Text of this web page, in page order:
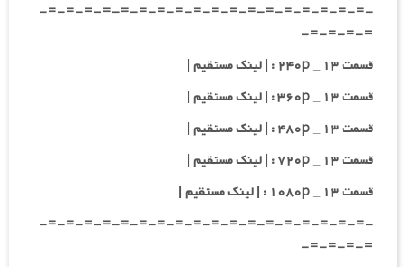
-=-=-=-=-=-=-=-=-=-=-=-=-=-=-=-=-=-=-
=-=-=-=-
قسمت ۱۳ _ ۲۴۰p : | لینک مستقیم |
قسمت ۱۳ _ ۳۶۰p : | لینک مستقیم |
قسمت ۱۳ _ ۴۸۰p : | لینک مستقیم |
قسمت ۱۳ _ ۷۲۰p : | لینک مستقیم |
قسمت ۱۳ _ ۱۰۸۰p : | لینک مستقیم |
-=-=-=-=-=-=-=-=-=-=-=-=-=-=-=-=-=-=-
=-=-=-=-